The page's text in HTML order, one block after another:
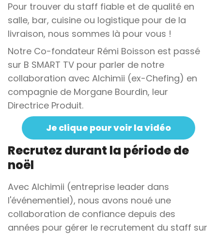
Pour trouver du staff fiable et de qualité en
salle, bar, cuisine ou logistique pour de la
livraison, nous sommes là pour vous !
Notre Co-fondateur Rémi Boisson est passé
sur B SMART TV pour parler de notre
collaboration avec Alchimii (ex-Chefing) en
compagnie de Morgane Bourdin, leur
Directrice Produit.
Je clique pour voir la vidéo
Recrutez durant la période de
noël
Avec Alchimii (entreprise leader dans
l'événementiel), nous avons noué une
collaboration de confiance depuis des
années pour gérer le recrutement du staff sur